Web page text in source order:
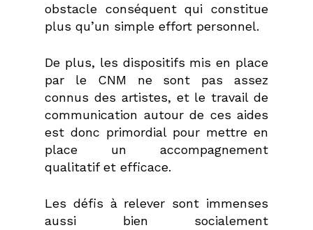
obstacle conséquent qui constitue
plus qu’un simple effort personnel.
De plus, les dispositifs mis en place
par le CNM ne sont pas assez
connus des artistes, et le travail de
communication autour de ces aides
est donc primordial pour mettre en
place un accompagnement
qualitatif et efficace.
Les défis à relever sont immenses
aussi bien socialement